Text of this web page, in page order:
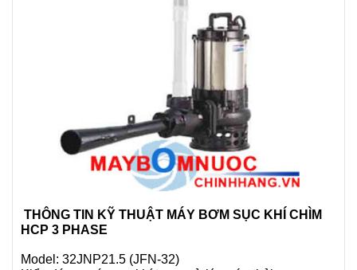
THÔNG TIN KỸ THUẬT MÁY BƠM SỤC KHÍ CHÌM
HCP 3 PHASE
Model: 32JNP21.5 (JFN-32)